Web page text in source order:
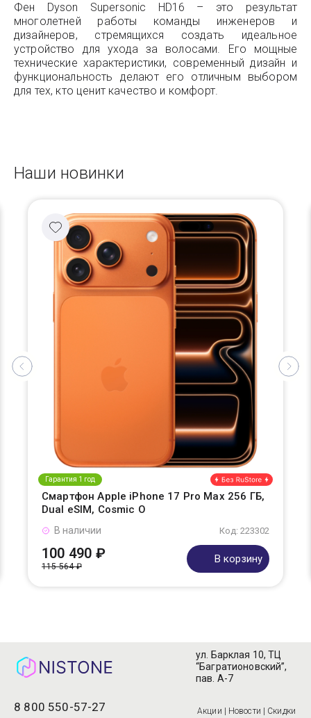
Фен Dyson Supersonic HD16 – это результат
многолетней работы команды инженеров и
дизайнеров, стремящихся создать идеальное
устройство для ухода за волосами. Его мощные
технические характеристики, современный дизайн и
функциональность делают его отличным выбором
для тех, кто ценит качество и комфорт.
Наши новинки
Гарантия 1 год
Смартфон Apple iPhone 17 Pro Max 256 ГБ,
Dual eSIM, Cosmic O
Код: 223302
В наличии
100 490 ₽
115 564 ₽
В корзину
8 800 550-57-27
ул. Барклая 10, ТЦ
“Багратионовский”,
пав. А-7
Акции | Новости | Скидки